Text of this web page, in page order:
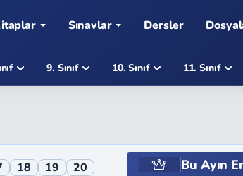
Sınavlar Dersler
9. Sınıf 10. Sınıf 11. Sınıf
18 19 20 Bu Ayın